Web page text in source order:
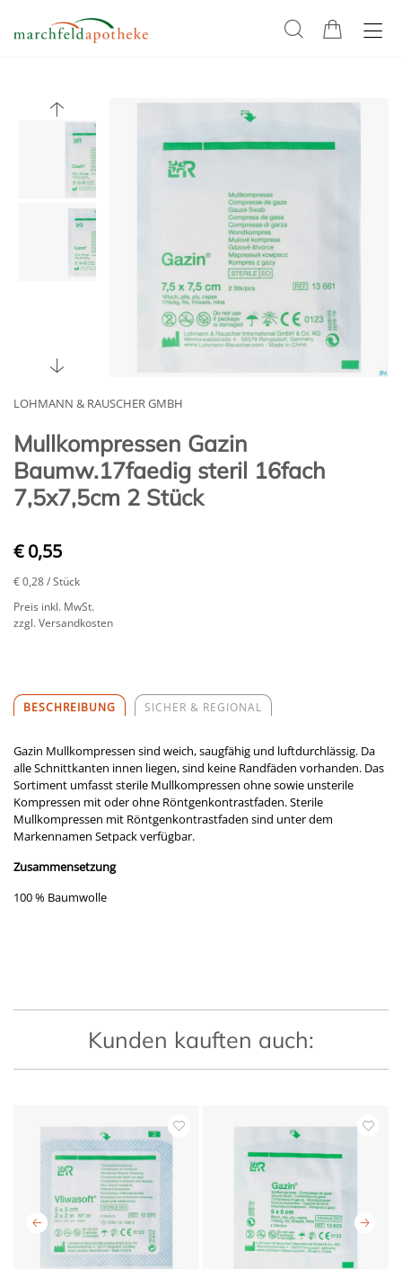
LOHMANN & RAUSCHER GMBH
Mullkompressen Gazin
Baumw.17faedig steril 16fach
7,5x7,5cm 2 Stück
€ 0,55
€ 0,28/ Stück
Preis inkl. MwSt.
zzgl. Versandkosten
BESCHREIBUNG SICHER & REGIONAL
Gazin Mullkompressen sind weich, saugfähig und luftdurchlässig. Da
alle Schnittkanten innen liegen, sind keine Randfäden vorhanden. Das
Sortiment umfasst sterile Mullkompressen ohne sowie unsterile
Kompressen mit oder ohne Röntgenkontrastfaden. Sterile
Mullkompressen mit Röntgenkontrastfaden sind unter dem
Markennamen Setpack verfügbar.
Zusammensetzung
100 % Baumwolle
Kunden kauften auch: